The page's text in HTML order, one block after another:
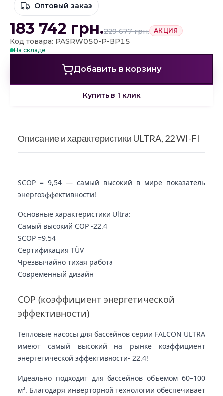
Оптовый заказ
183 742 грн.229 677грн. АКЦИЯ
Код товара: PASRW050-P-BP15
На складе
Добавить в корзину
Купить в 1 клик
Описание и характеристики ULTRA, 22 WI-FI
SCOP = 9,54 — самый высокий в мире показатель
энергоэффективности!
Основные характеристики Ultra:
Самый высокий COP -22.4
SCOP =9.54
Сертификация TÜV
Чрезвычайно тихая работа
Современный дизайн
COP (коэффициент энергетической
эффективности)
Тепловые насосы для бассейнов серии FALCON ULTRA
имеют самый высокий на рынке коэффициент
энергетической эффективности- 22.4!
Идеально подходит для бассейнов объемом 60–100
м³. Благодаря инверторной технологии обеспечивает